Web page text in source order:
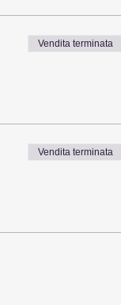
Vendita terminata
Vendita terminata